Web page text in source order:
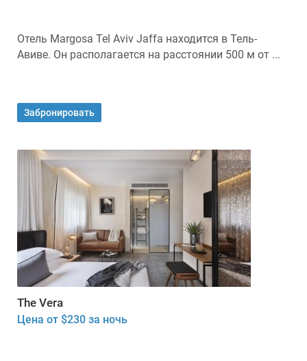
Отель Margosa Tel Aviv Jaffa находится в Тель-
Авиве. Он располагается на расстоянии 500 м от ...
Забронировать
The Vera
Цена от $230 за ночь